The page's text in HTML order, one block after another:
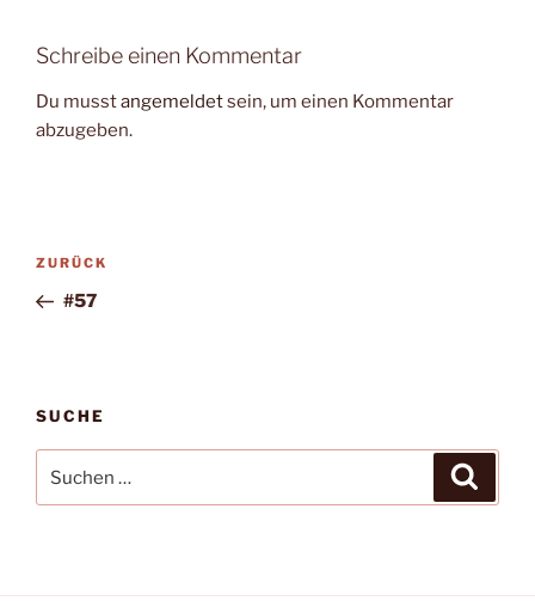
Schreibe einen Kommentar
Du musstangemeldetsein, um einen Kommentar
abzugeben.
Beitragsnavigation
Vorheriger
Beitrag
ZURÜCK
#57
SUCHE
nach: